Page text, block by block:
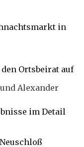
in
Ortsbeirat auf
im Detail